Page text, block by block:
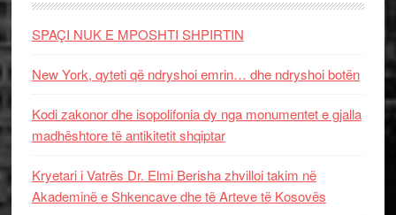
SPAÇI NUK E MPOSHTI SHPIRTIN
New York, qyteti që ndryshoi emrin… dhe ndryshoi botën
Kodi zakonor dhe isopolifonia dy nga monumentet e gjalla
madhështore të antikitetit shqiptar
Kryetari i Vatrës Dr. Elmi Berisha zhvilloi takim në
Akademinë e Shkencave dhe të Arteve të Kosovës